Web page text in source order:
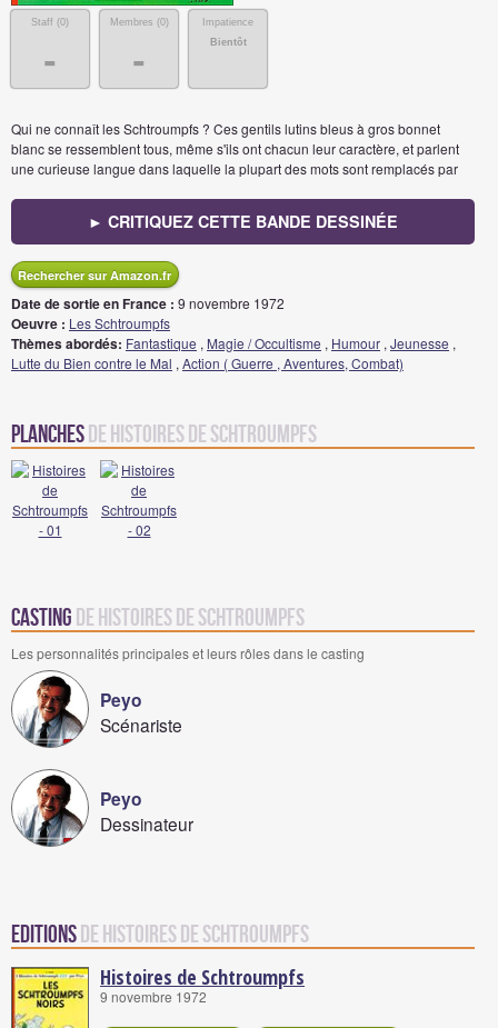
Staff (0)
-
Membres (0)
-
Impatience
Bientôt
Qui ne connaît les Schtroumpfs ? Ces gentils lutins bleus à gros bonnet
blanc se ressemblent tous, même s'ils ont chacun leur caractère, et parlent
une curieuse langue dans laquelle la plupart des mots sont remplacés par
► CRITIQUEZ CETTE BANDE DESSINÉE
Rechercher sur Amazon.fr
Date de sortie en France : 9 novembre 1972
Oeuvre : Les Schtroumpfs
Thèmes abordés: Fantastique , Magie / Occultisme , Humour , Jeunesse ,
Lutte du Bien contre le Mal , Action ( Guerre , Aventures, Combat)
Planchesde Histoires de Schtroumpfs
Casting de Histoires de Schtroumpfs
Les personnalités principales et leurs rôles dans le casting
Peyo
Scénariste
Peyo
Dessinateur
Editionsde Histoires de Schtroumpfs
Histoires de Schtroumpfs
9 novembre 1972